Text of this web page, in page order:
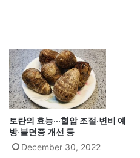
토란의 효능···혈압 조절·변비 예
방·불면증 개선 등
December 30, 2022